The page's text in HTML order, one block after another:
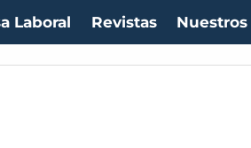
Laboral Revistas